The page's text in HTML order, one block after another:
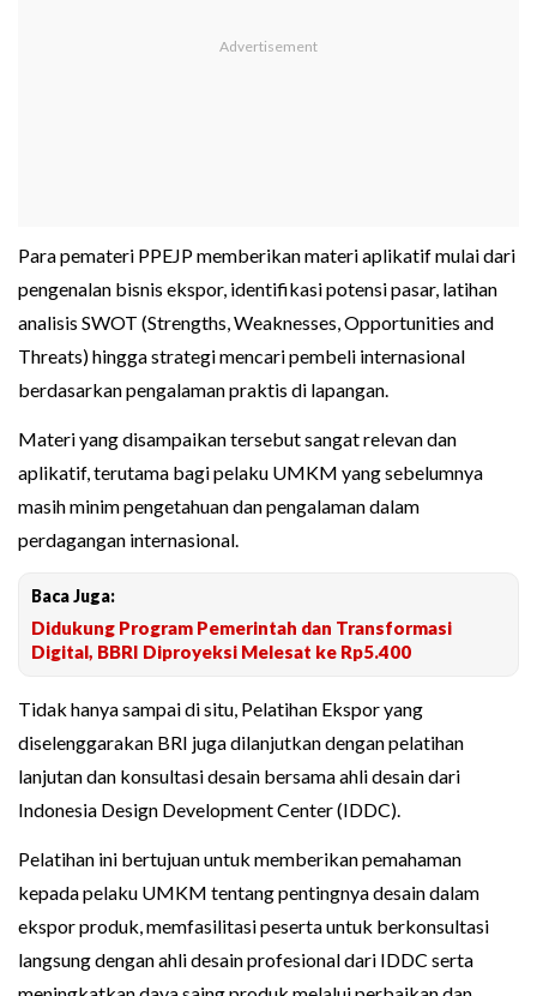
Para pemateri PPEJP memberikan materi aplikatif mulai dari
pengenalan bisnis ekspor, identifikasi potensi pasar, latihan
analisis SWOT (Strengths, Weaknesses, Opportunities and
Threats) hingga strategi mencari pembeli internasional
berdasarkan pengalaman praktis di lapangan.
Materi yang disampaikan tersebut sangat relevan dan
aplikatif, terutama bagi pelaku UMKM yang sebelumnya
masih minim pengetahuan dan pengalaman dalam
perdagangan internasional.
Baca Juga:
Didukung Program Pemerintah dan Transformasi
Digital, BBRI Diproyeksi Melesat ke Rp5.400
Tidak hanya sampai di situ, Pelatihan Ekspor yang
diselenggarakan BRI juga dilanjutkan dengan pelatihan
lanjutan dan konsultasi desain bersama ahli desain dari
Indonesia Design Development Center (IDDC).
Pelatihan ini bertujuan untuk memberikan pemahaman
kepada pelaku UMKM tentang pentingnya desain dalam
ekspor produk, memfasilitasi peserta untuk berkonsultasi
langsung dengan ahli desain profesional dari IDDC serta